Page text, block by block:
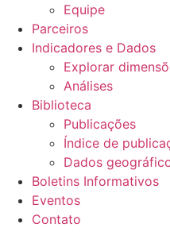
Equipe
Parceiros
Indicadores e Dados
Explorar
Análises
Biblioteca
Publicações
Índice de
Dados
Boletins Informativos
Eventos
Contato